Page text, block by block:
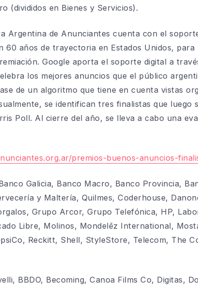
(divididos en Bienes y Servicios).
Argentina de Anunciantes cuenta con el
años de trayectoria en Estados Unidos, para
Google aporta el soporte digital a
los mejores anuncios que el público
de un algoritmo que tiene en cuenta vistas
se identifican tres finalistas que luego
Poll. Al cierre del año, se lleva a cabo una
premios-buenos-anuncios-
Galicia, Banco Macro, Banco Provincia,
y Maltería, Quilmes, Coderhouse,
Grupo Arcor, Grupo Telefónica, HP,
Libre, Molinos, Mondelēz International,
Reckitt, Shell, StyleStore, Telecom, The
BBDO, Becoming, Canoa Films Co, Digitas,